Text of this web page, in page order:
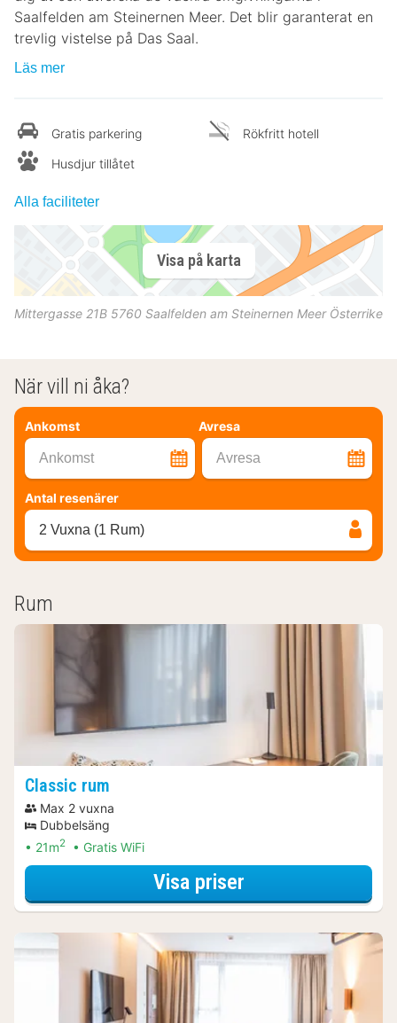
Saalfelden am Steinernen Meer. Det blir garanterat en
trevlig vistelse på Das Saal.
Läs mer
Gratis parkering
Husdjur tillåtet
Rökfritt hotell
Alla faciliteter
Visa på karta
Mittergasse 21B 5760 Saalfelden am Steinernen Meer Österrike
När vill ni åka?
Ankomst Avresa
Ankomst Avresa
Antal resenärer
2 Vuxna (1 Rum)
Rum
Classic rum
Max 2 vuxna
Dubbelsäng
21m2 Gratis WiFi
Visa priserför Romantiskt